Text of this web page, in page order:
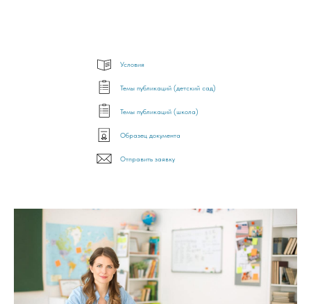
Условия
Темы публикаций (детский сад)
Темы публикаций (школа)
Образец документа
Отправить заявку